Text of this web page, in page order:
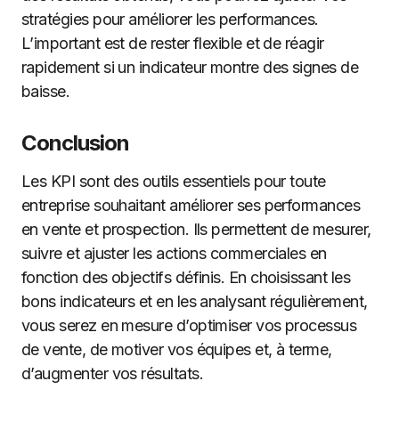
stratégies pour améliorer les performances.
L’important est de rester flexible et de réagir
rapidement si un indicateur montre des signes de
baisse.
Conclusion
Les KPI sont des outils essentiels pour toute
entreprise souhaitant améliorer ses performances
en vente et prospection. Ils permettent de mesurer,
suivre et ajuster les actions commerciales en
fonction des objectifs définis. En choisissant les
bons indicateurs et en les analysant régulièrement,
vous serez en mesure d’optimiser vos processus
de vente, de motiver vos équipes et, à terme,
d’augmenter vos résultats.